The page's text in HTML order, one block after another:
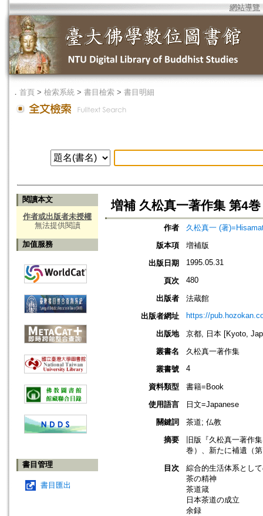
網站導覽
． 首頁 > 檢索系統 > 書目檢索 > 書目明細
閱讀本文
作者或出版者未授權
無法提供閱讀
加值服務
書目管理
書目匯出
増補 久松真一著作集 第4
作者
久松真一 (著
版本項
増補版
出版日期
1995.05.31
頁次 480
出版者
法蔵館
出版者網址
https://
出版地
京都, 日本 [Kyoto,
叢書名
久松真一著作集
叢書號
4
資料類型
書籍=Book
使用語言
日文=Japanese
關鍵詞
茶道; 仏教
摘要
旧版『久松真一著作
巻）、新たに補遺（
目次
綜合的生活体系とし
茶の精神
茶道箴
日本茶道の成立
余録